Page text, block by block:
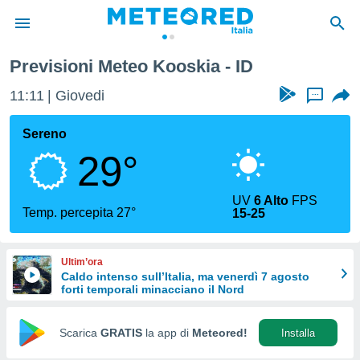
di
per
le
di
Web
Previsioni Meteo Kooskia - ID
11:11 Giovedi ...
Sereno
29°
Temp. percepita 27°
UV6 Alto FPS
15-25
Ultim’ora
Caldo intenso sull’Italia, ma venerdì 7 agosto
forti temporali minacciano il Nord
Scarica GRATIS la app di Meteored! Installa